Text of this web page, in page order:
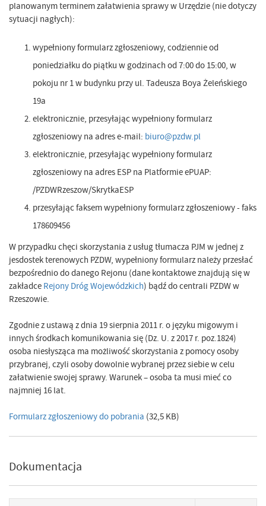
planowanym terminem załatwienia sprawy w Urzędzie (nie dotyczy
sytuacji nagłych):
wypełniony formularz zgłoszeniowy, codziennie od
poniedziałku do piątku w godzinach od 7:00 do 15:00, w
pokoju nr 1 w budynku przy ul. Tadeusza Boya Żeleńskiego
19a
elektronicznie, przesyłając wypełniony formularz
zgłoszeniowy na adres e-mail: biuro@pzdw.pl
elektronicznie, przesyłając wypełniony formularz
zgłoszeniowy na adres ESP na Platformie ePUAP:
/PZDWRzeszow/SkrytkaESP
przesyłając faksem wypełniony formularz zgłoszeniowy - faks
178609456
W przypadku chęci skorzystania z usług tłumacza PJM w jednej z
jesdostek terenowych PZDW, wypełniony formularz należy przesłać
bezpośrednio do danego Rejonu (dane kontaktowe znajdują się w
zakładce Rejony Dróg Wojewódzkich) bądź do centrali PZDW w
Rzeszowie.
Zgodnie z ustawą z dnia 19 sierpnia 2011 r. o języku migowym i
innych środkach komunikowania się (Dz. U. z 2017 r. poz.1824)
osoba niesłysząca ma możliwość skorzystania z pomocy osoby
przybranej, czyli osoby dowolnie wybranej przez siebie w celu
załatwienie swojej sprawy. Warunek – osoba ta musi mieć co
najmniej 16 lat.
Formularz zgłoszeniowy do pobrania (32,5 KB)
Dokumentacja